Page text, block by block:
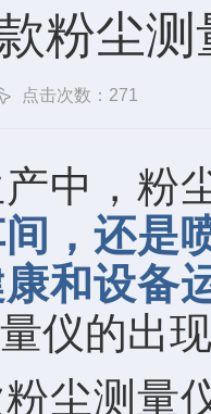
粉尘
点击次数：271
中，粉
，还是
和设备
仪的出
尘测量